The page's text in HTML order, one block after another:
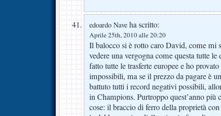
edoardo Nave ha scritto:
Aprile 25th, 2010 alle 20:20
Il balocco si è rotto caro David, come mi
vedere una vergogna come questa tutte
fatto tutte le trasferte europee e ho
impossibili, ma se il prezzo da pagare è
battuto tutti i record negativi possibili,
in Champions. Purtroppo quest’anno più
cose: il braccio di ferro della proprietà